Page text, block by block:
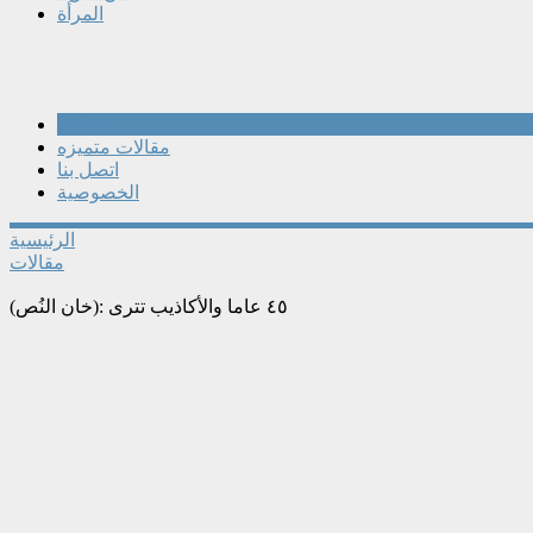
المرأة
مقالات متميزه
اتصل بنا
الخصوصية
الرئيسية
مقالات
(خان النُص): ٤٥ عاما والأكاذيب تترى